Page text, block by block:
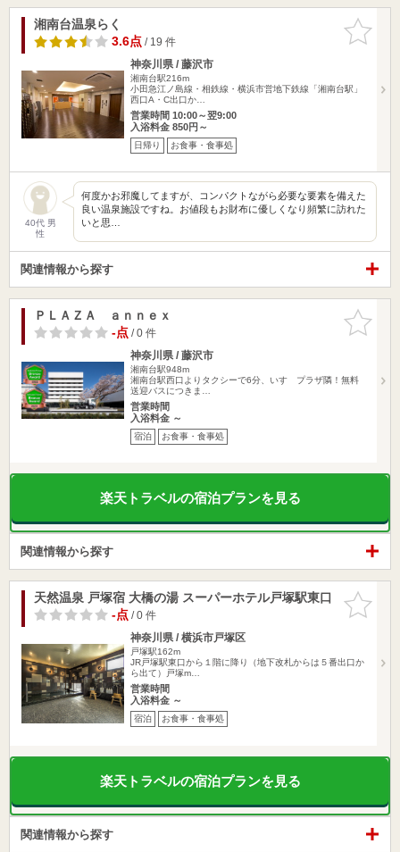
お気に入
りに追加
湘南台温泉らく
3.6点/ 19 件
神奈川県 / 藤沢市
湘南台駅216m
小田急江ノ島線・相鉄線・横浜市営地下鉄線「湘南台駅」
西口A・C出口か…
営業時間 10:00～翌9:00
入浴料金 850円～
日帰り お食事・食事処
40代 男
性
何度かお邪魔してますが、コンパクトながら必要な要素を備えた
良い温泉施設ですね。お値段もお財布に優しくなり頻繁に訪れた
いと思…
関連情報から探す
お気に入
りに追加
ＰＬＡＺＡ ａｎｎｅｘ
-点/ 0 件
神奈川県 / 藤沢市
湘南台駅948m
湘南台駅西口よりタクシーで6分、いすゞプラザ隣！無料
送迎バスにつきま…
営業時間
入浴料金 ～
宿泊 お食事・食事処
楽天トラベルの宿泊プランを見る
関連情報から探す
お気に入
りに追加
天然温泉 戸塚宿 大橋の湯 スーパーホテル戸塚駅東口
-点/ 0 件
神奈川県 / 横浜市戸塚区
戸塚駅162m
JR戸塚駅東口から１階に降り（地下改札からは５番出口か
ら出て）戸塚m…
営業時間
入浴料金 ～
宿泊 お食事・食事処
楽天トラベルの宿泊プランを見る
関連情報から探す